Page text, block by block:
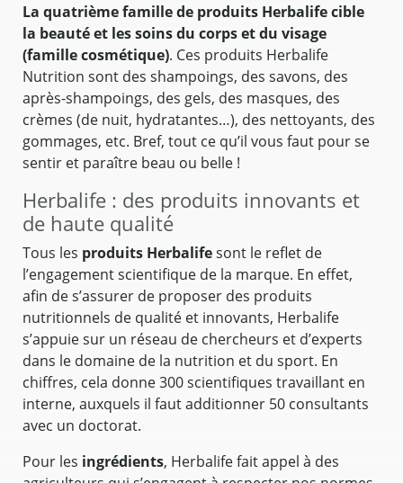
La quatrième famille de produits Herbalife cible
la beauté et les soins du corps et du visage
(famille cosmétique). Ces produits Herbalife
Nutrition sont des shampoings, des savons, des
après-shampoings, des gels, des masques, des
crèmes (de nuit, hydratantes…), des nettoyants, des
gommages, etc. Bref, tout ce qu’il vous faut pour se
sentir et paraître beau ou belle !
Herbalife : des produits innovants et
de haute qualité
Tous les produits Herbalifesont le reflet de
l’engagement scientifique de la marque. En effet,
afin de s’assurer de proposer des produits
nutritionnels de qualité et innovants, Herbalife
s’appuie sur un réseau de chercheurs et d’experts
dans le domaine de la nutrition et du sport. En
chiffres, cela donne 300 scientifiques travaillant en
interne, auxquels il faut additionner 50 consultants
avec un doctorat.
Pour les ingrédients, Herbalife fait appel à des